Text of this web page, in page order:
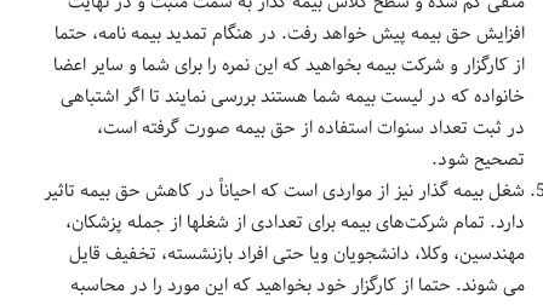
افزایش حق بیمه پیش خواهد رفت. در هنگام تمدید بیمه نامه، حتما
از کارگزار و شرکت بیمه بخواهید که این نمره را برای شما و سایر اعضا
خانواده که در لیست بیمه شما هستند بررسی نمایند تا اگر اشتباهی
در ثبت تعداد سنوات استفاده از حق بیمه صورت گرفته است،
تصحیح شود.
شغل بیمه گذار نیز از مواردی است که احیاناً در کاهش حق بیمه تاثیر
دارد. تمام شرکت‌های بیمه برای تعدادی از شغلها از جمله پزشکان،
مهندسین، وکلا، دانشجویان و‌یا حتی افراد بازنشسته، تخفیف قایل
می شوند. حتما از کارگزار خود بخواهید که این مورد را در محاسبه